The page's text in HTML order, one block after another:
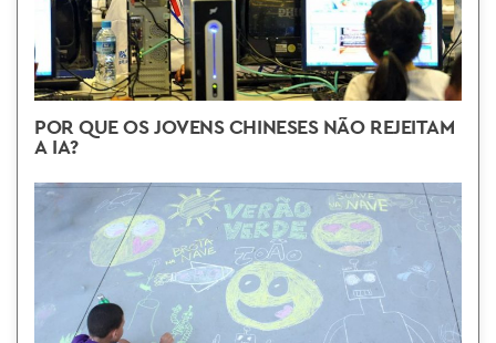
POR QUE OS JOVENS CHINESES NÃO REJEITAM
A IA?